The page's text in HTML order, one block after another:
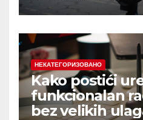
НЕКАТЕГОРИЗОВАНО
Kako postići
funkcionalan
bez velikih